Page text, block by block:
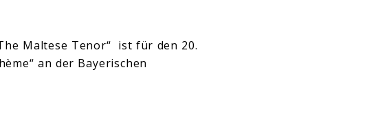
Maltese Tenor“ ist für den 20.
an der Bayerischen